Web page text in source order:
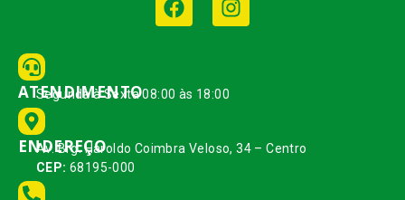
ATENDIMENTO
Segunda à Sexta 08:00 às 18:00
ENDEREÇO
Av. Brg. Haroldo Coimbra Veloso, 34 – Centro
CEP: 68195-000